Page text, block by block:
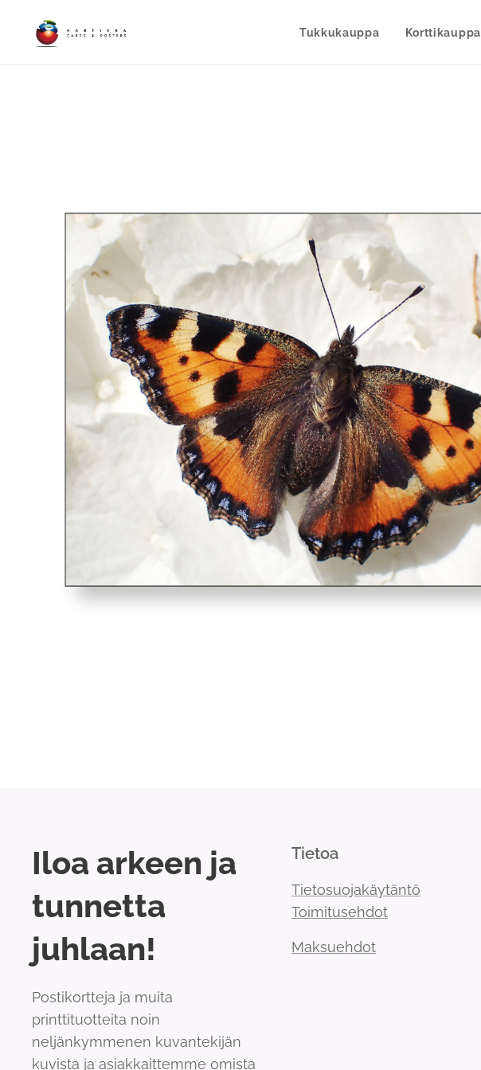
Tukkukauppa Korttikauppa
Iloa arkeen ja
tunnetta
juhlaan!
Postikortteja ja muita
printtituotteita noin
neljänkymmenen kuvantekijän
kuvista ja asiakkaittemme omista
Tietoa
Tietosuojakäytäntö
Toimitusehdot
Maksuehdot